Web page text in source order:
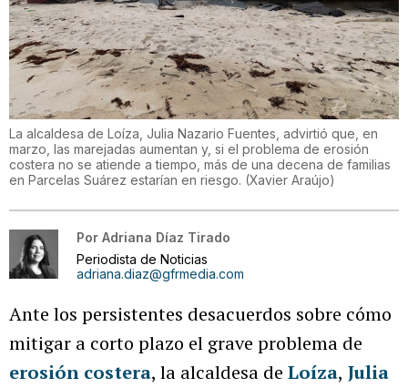
La alcaldesa de Loíza, Julia Nazario Fuentes, advirtió que, en
marzo, las marejadas aumentan y, si el problema de erosión
costera no se atiende a tiempo, más de una decena de familias
en Parcelas Suárez estarían en riesgo. (Xavier Araújo)
Por Adriana Díaz Tirado
Periodista de Noticias
adriana.diaz@gfrmedia.com
Ante los persistentes desacuerdos sobre cómo
mitigar a corto plazo el grave problema de
erosión costera, la alcaldesa de Loíza, Julia